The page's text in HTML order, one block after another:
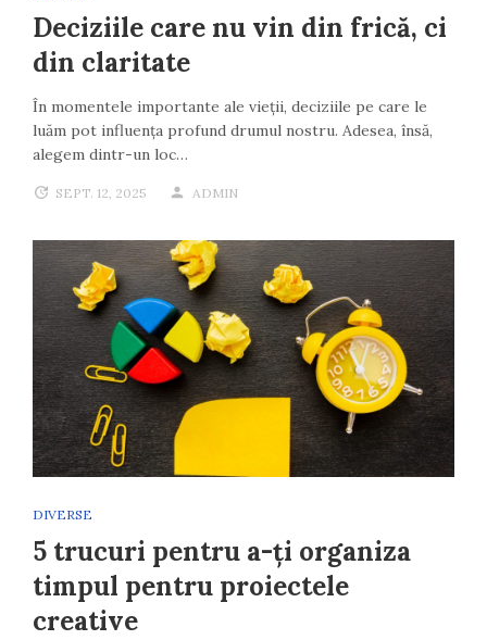
Deciziile care nu vin din frică, ci
din claritate
În momentele importante ale vieții, deciziile pe care le
luăm pot influența profund drumul nostru. Adesea, însă,
alegem dintr-un loc…
SEPT. 12, 2025 ADMIN
DIVERSE
5 trucuri pentru a-ți organiza
timpul pentru proiectele
creative